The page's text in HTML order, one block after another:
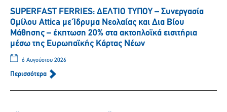
SUPERFAST FERRIES: ΔΕΛΤΙΟ ΤΥΠΟΥ – Συνεργασία
Ομίλου Attica με Ίδρυμα Νεολαίας και Δια Βίου
Μάθησης – έκπτωση 20% στα ακτοπλοϊκά εισιτήρια
μέσω της Ευρωπαϊκής Κάρτας Νέων
6 Αυγούστου 2026
Περισσότερα